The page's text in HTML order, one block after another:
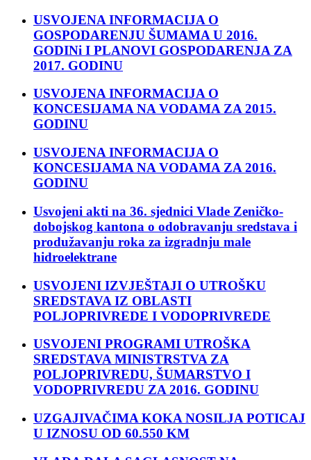
USVOJENA INFORMACIJA O
GOSPODARENJU ŠUMAMA U 2016.
GODINi I PLANOVI GOSPODARENJA ZA
2017. GODINU
USVOJENA INFORMACIJA O
KONCESIJAMA NA VODAMA ZA 2015.
GODINU
USVOJENA INFORMACIJA O
KONCESIJAMA NA VODAMA ZA 2016.
GODINU
Usvojeni akti na 36. sjednici Vlade Zeničko-
dobojskog kantona o odobravanju sredstava i
produžavanju roka za izgradnju male
hidroelektrane
USVOJENI IZVJEŠTAJI O UTROŠKU
SREDSTAVA IZ OBLASTI
POLJOPRIVREDE I VODOPRIVREDE
USVOJENI PROGRAMI UTROŠKA
SREDSTAVA MINISTRSTVA ZA
POLJOPRIVREDU, ŠUMARSTVO I
VODOPRIVREDU ZA 2016. GODINU
UZGAJIVAČIMA KOKA NOSILJA POTICAJ
U IZNOSU OD 60.550 KM